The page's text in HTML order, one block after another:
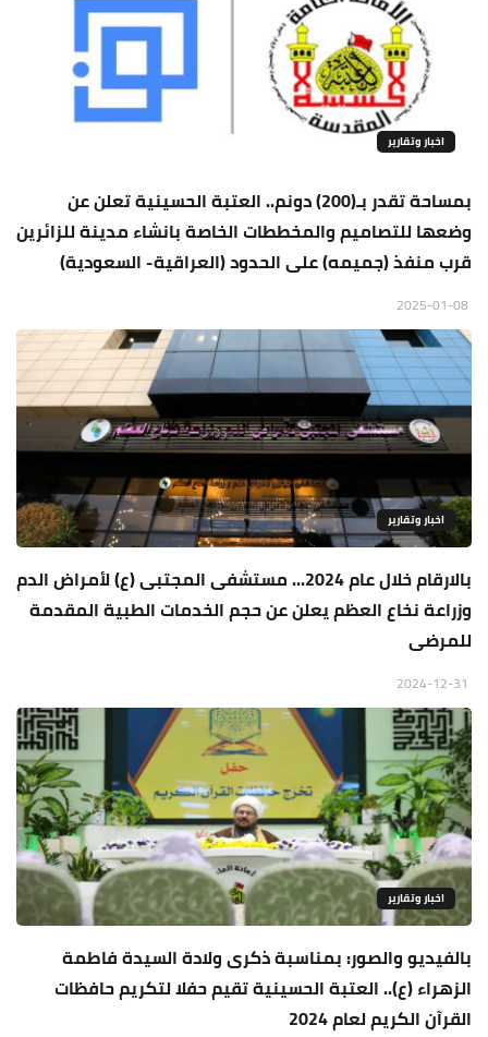
اخبار وتقارير
بمساحة تقدر بـ(200) دونم.. العتبة الحسينية تعلن عن
وضعها للتصاميم والمخططات الخاصة بانشاء مدينة للزائرين
قرب منفذ (جميمه) على الحدود (العراقية- السعودية)
اخبار وتقارير
بالارقام خلال عام 2024... مستشفى المجتبى (ع) لأمراض الدم
وزراعة نخاع العظم يعلن عن حجم الخدمات الطبية المقدمة
للمرضى
اخبار وتقارير
بالفيديو والصور: بمناسبة ذكرى ولادة السيدة فاطمة
الزهراء (ع).. العتبة الحسينية تقيم حفلا لتكريم حافظات
القرآن الكريم لعام 2024